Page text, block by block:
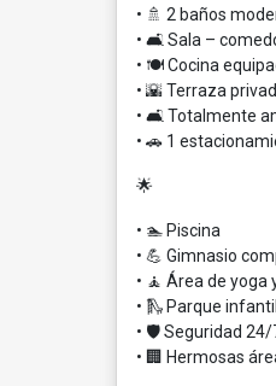
• 🚿 2 baños
• 🛋️ Sala –
• 🍽️ Cocina
• 🌇 Terraza
• 🛋️ Totalmente
• 🚗 1
🌟
• 🏊 Piscina
• 💪 Gimnasio
• 🧘 Área de yoga
• 🛝 Parque infantil
• 🛡️ Seguridad 24/
• 🏢 Hermosas